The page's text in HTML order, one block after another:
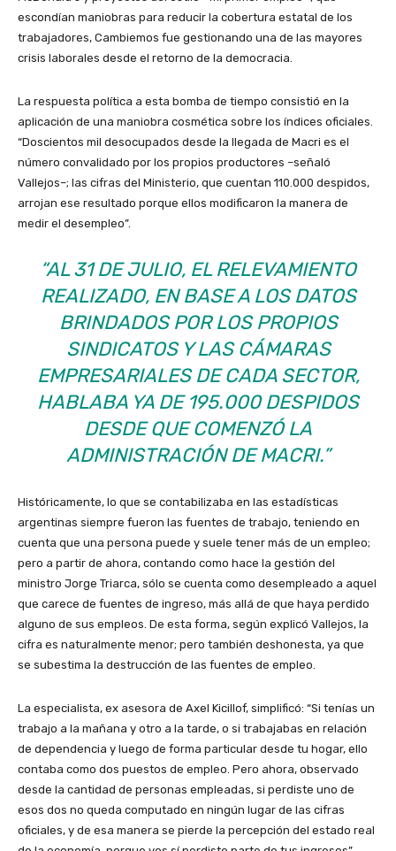
escondían maniobras para reducir la cobertura estatal de los
trabajadores, Cambiemos fue gestionando una de las mayores
crisis laborales desde el retorno de la democracia.
La respuesta política a esta bomba de tiempo consistió en la
aplicación de una maniobra cosmética sobre los índices oficiales.
“Doscientos mil desocupados desde la llegada de Macri es el
número convalidado por los propios productores –señaló
Vallejos–; las cifras del Ministerio, que cuentan 110.000 despidos,
arrojan ese resultado porque ellos modificaron la manera de
medir el desempleo”.
“AL 31 DE JULIO, EL RELEVAMIENTO
REALIZADO, EN BASE A LOS DATOS
BRINDADOS POR LOS PROPIOS
SINDICATOS Y LAS CÁMARAS
EMPRESARIALES DE CADA SECTOR,
HABLABA YA DE 195.000 DESPIDOS
DESDE QUE COMENZÓ LA
ADMINISTRACIÓN DE MACRI.”
Históricamente, lo que se contabilizaba en las estadísticas
argentinas siempre fueron las fuentes de trabajo, teniendo en
cuenta que una persona puede y suele tener más de un empleo;
pero a partir de ahora, contando como hace la gestión del
ministro Jorge Triarca, sólo se cuenta como desempleado a aquel
que carece de fuentes de ingreso, más allá de que haya perdido
alguno de sus empleos. De esta forma, según explicó Vallejos, la
cifra es naturalmente menor; pero también deshonesta, ya que
se subestima la destrucción de las fuentes de empleo.
La especialista, ex asesora de Axel Kicillof, simplificó: “Si tenías un
trabajo a la mañana y otro a la tarde, o si trabajabas en relación
de dependencia y luego de forma particular desde tu hogar, ello
contaba como dos puestos de empleo. Pero ahora, observado
desde la cantidad de personas empleadas, si perdiste uno de
esos dos no queda computado en ningún lugar de las cifras
oficiales, y de esa manera se pierde la percepción del estado real